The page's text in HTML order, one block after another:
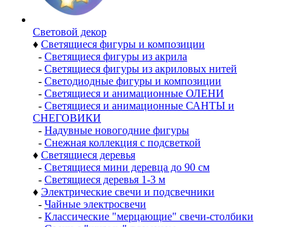
Световой декор
♦ Светящиеся фигуры и композиции
- Светящиеся фигуры из акрила
- Светящиеся фигуры из акриловых нитей
- Светодиодные фигуры и композиции
- Светящиеся и анимационные ОЛЕНИ
- Светящиеся и анимационные САНТЫ и
СНЕГОВИКИ
- Надувные новогодние фигуры
- Снежная коллекция с подсветкой
♦ Светящиеся деревья
- Светящиеся мини деревца до 90 см
- Светящиеся деревья 1-3 м
♦ Электрические свечи и подсвечники
- Чайные электросвечи
- Классические "мерцающие" свечи-столбики